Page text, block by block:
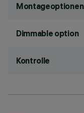
Montageoptionen
Dimmable option
Kontrolle